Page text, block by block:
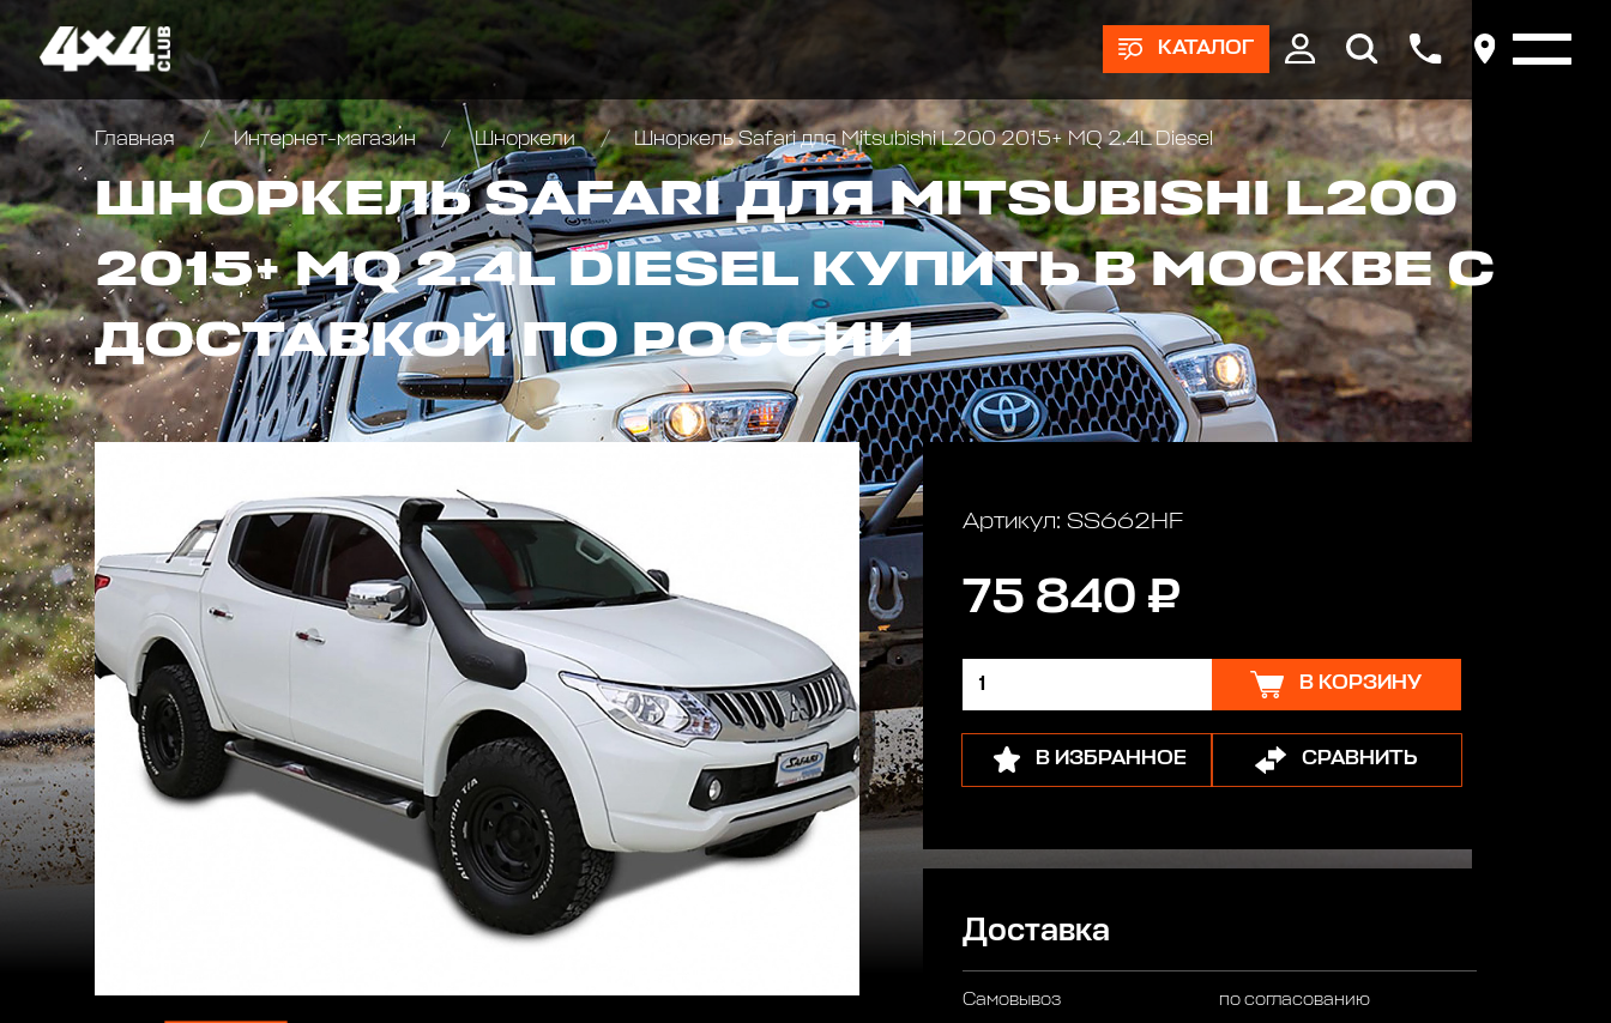
КАТАЛОГ
Главная Интернет-магазин Шноркели Шноркель Safari для Mitsubishi L200 2015+ MQ 2.4L Diesel
ШНОРКЕЛЬ SAFARI ДЛЯ MITSUBISHI L200
2015+ MQ 2.4L DIESEL КУПИТЬ В МОСКВЕ С
ДОСТАВКОЙ ПО РОССИИ
Артикул: SS662HF
75 840 ₽
В КОРЗИНУ
В ИЗБРАННОЕ СРАВНИТЬ
Доставка
Самовывоз по согласованию